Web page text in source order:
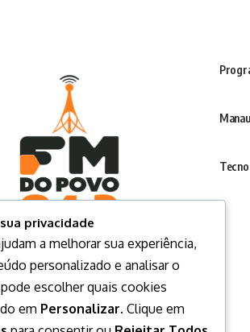
privacidade
a melhorar sua experiência,
personalizado e analisar o
escolher quais cookies
em Personalizar. Clique em